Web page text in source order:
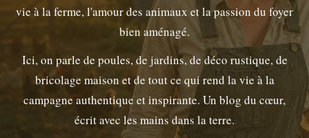
vie à la ferme, l'amour des animaux et la passion du foyer
bien aménagé.
Ici, on parle de poules, de jardins, de déco rustique, de
bricolage maison et de tout ce qui rend la vie à la
campagne authentique et inspirante. Un blog du cœur,
écrit avec les mains dans la terre.